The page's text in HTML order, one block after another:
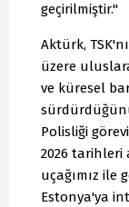
geçirilmiştir."
Aktürk,
üzere
ve küresel
Polisliği
2026 tarihleri
uçağımız ile
Estonya'ya